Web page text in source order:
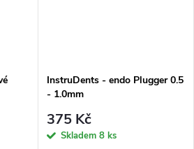
InstruDents - endo Plugger 0.5
- 1.0mm
375 Kč
Skladem 8 ks